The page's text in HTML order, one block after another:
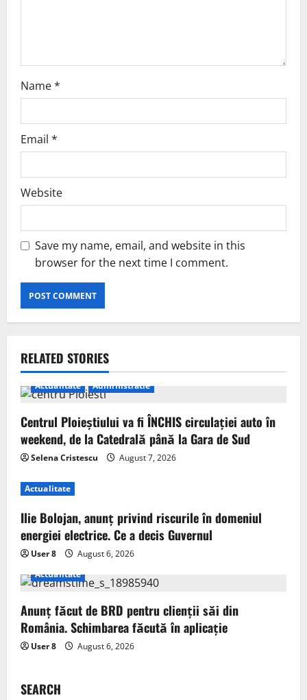
Name*
Email *
Website
Save my name, email, and website in this
browser for the next time I comment.
RELATED STORIES
Actualitate Administratie
Centrul Ploieștiului va fi ÎNCHIS circulației auto în
weekend, de la Catedrală până la Gara de Sud
Selena Cristescu August 7, 2026
Actualitate
Ilie Bolojan, anunț privind riscurile în domeniul
energiei electrice. Ce a decis Guvernul
User 8
August 6, 2026
Actualitate
Anunț făcut de BRD pentru clienții săi din
România. Schimbarea făcută în aplicație
User 8 August 6, 2026
SEARCH